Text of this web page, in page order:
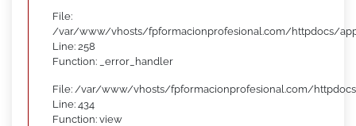
File:
/var/www/vhosts/fpformacionprofesional.com/httpdocs/
Line: 258
Function: _error_handler
File: /var/www/vhosts/fpformacionprofesional.com/
Line: 434
Function: view